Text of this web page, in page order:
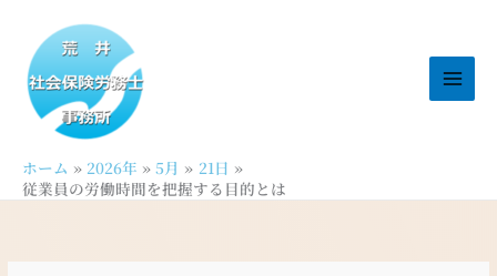
ホーム 2026年 5月
21日
従業員の労働時間を把握する目的とは